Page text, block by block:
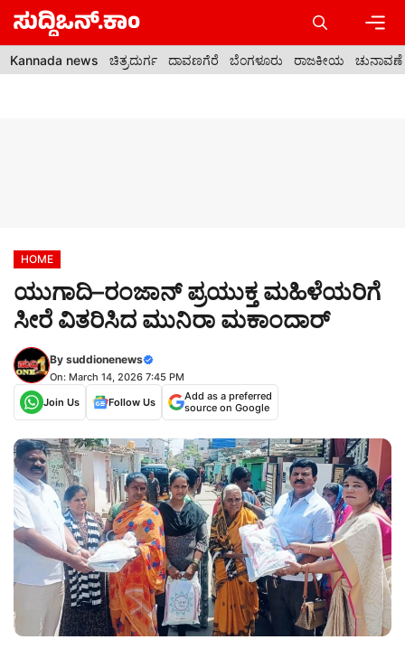
Skip
content
Kannada news ಚಿತ್ರದುರ್ಗ ದಾವಣಗೆರೆ ಬೆಂಗಳೂರು ರಾಜಕೀಯ ಚುನಾವಣೆ
HOME
ಯುಗಾದಿ–ರಂಜಾನ್ ಪ್ರಯುಕ್ತ ಮಹಿಳೆಯರಿಗೆ
ಸೀರೆ ವಿತರಿಸಿದ ಮುನಿರಾ ಮಕಾಂದಾರ್
By suddionenews
On: March 14, 2026 7:45 PM
Join Us
Follow Us
Add as a preferred
source on Google